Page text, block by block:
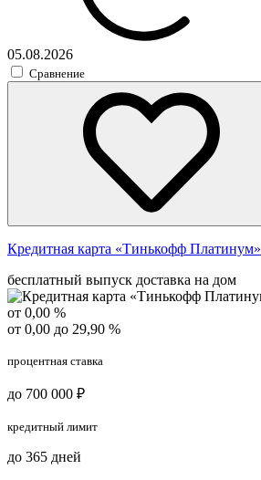
05.08.2026
Сравнение
Кредитная карта «Тинькофф Платинум»
бесплатный выпуск доставка на дом
от 0,00 %
от 0,00 до 29,90 %
процентная ставка
до 700 000 ₽
кредитный лимит
до 365 дней